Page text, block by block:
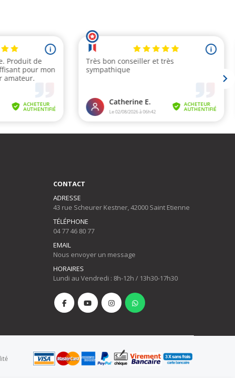
CONTACT
ADRESSE
43 rue Scheurer Kestner, 42000 Saint Etienne
TÉLÉPHONE
04 77 46 80 77
EMAIL
Nous envoyer un message
HORAIRES
Lundi au Vendredi : 8h-12h / 13h30-17h30